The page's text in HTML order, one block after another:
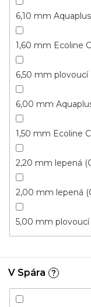
6,10 mm
1,60 mm Ecoline
6,50 mm plovoucí
6,00 mm
1,50 mm Ecoline
2,20 mm lepená
2,00 mm lepená
5,00 mm plovoucí
V Spára ?
S kódem
od613 Kč/ m2